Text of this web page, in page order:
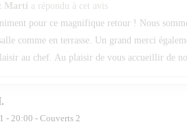
Marti a répondu à cet avis
pour ce magnifique retour ! Nous
comme en terrasse. Un grand merci
au chef. Au plaisir de vous accueillir de
- 20:00 - Couverts 2